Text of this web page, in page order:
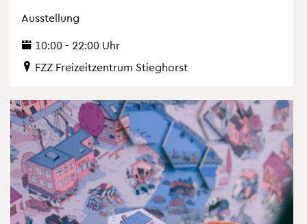
Aus­stel­lung
10:00 - 22:00 Uhr
FZZ Frei­zeit­zen­trum Stieg­horst